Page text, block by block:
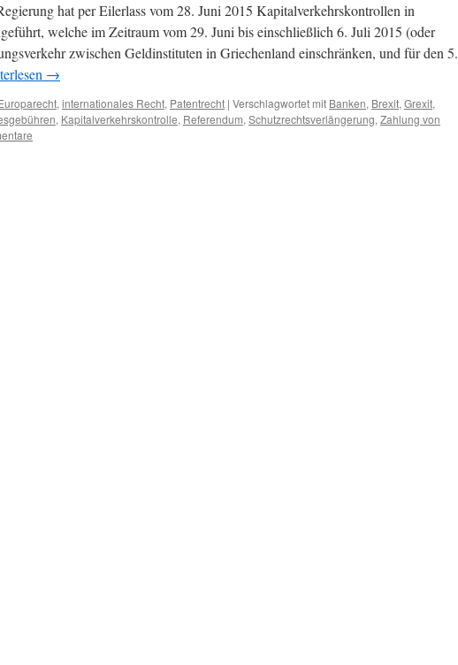
hat per Eilerlass vom 28. Juni 2015 Kapitalverkehrskontrollen in
welche im Zeitraum vom 29. Juni bis einschließlich 6. Juli 2015 (oder
zwischen Geldinstituten in Griechenland einschränken, und für den 5.
→
, internationales Recht, Patentrecht | Verschlagwortet mit Banken, Brexit, Grexit,
, Kapitalverkehrskontrolle, Referendum, Schutzrechtsverlängerung, Zahlung von